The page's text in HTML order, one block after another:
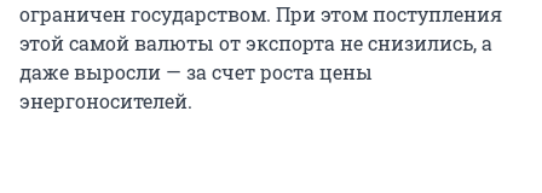
ограничен государством. При этом поступления
этой самой валюты от экспорта не снизились, а
даже выросли — за счет роста цены
энергоносителей.